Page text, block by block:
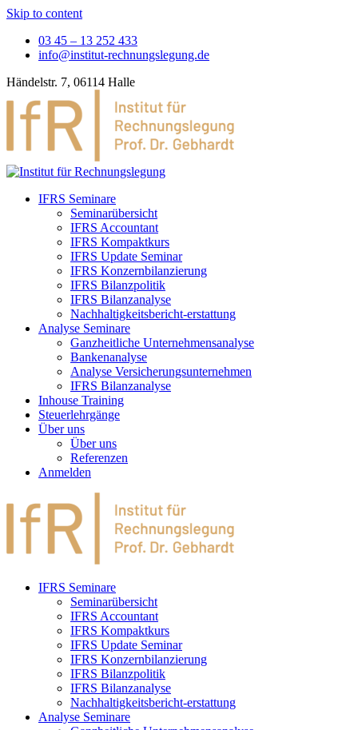
Skip to content
03 45 – 13 252 433
info@institut-rechnungslegung.de
Händelstr. 7, 06114 Halle
IFRS Seminare
Seminarübersicht
IFRS Accountant
IFRS Kompaktkurs
IFRS Update Seminar
IFRS Konzernbilanzierung
IFRS Bilanzpolitik
IFRS Bilanzanalyse
Nachhaltigkeitsbericht-erstattung
Analyse Seminare
Ganzheitliche Unternehmensanalyse
Bankenanalyse
Analyse Versicherungsunternehmen
IFRS Bilanzanalyse
Inhouse Training
Steuerlehrgänge
Über uns
Über uns
Referenzen
Anmelden
IFRS Seminare
Seminarübersicht
IFRS Accountant
IFRS Kompaktkurs
IFRS Update Seminar
IFRS Konzernbilanzierung
IFRS Bilanzpolitik
IFRS Bilanzanalyse
Nachhaltigkeitsbericht-erstattung
Analyse Seminare